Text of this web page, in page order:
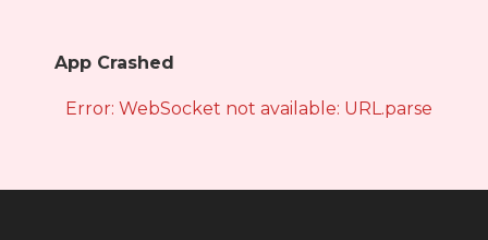
App Crashed
Error: WebSocket not available: URL.parse is